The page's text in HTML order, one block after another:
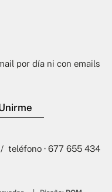
por día ni con emails
teléfono · 677 655 434